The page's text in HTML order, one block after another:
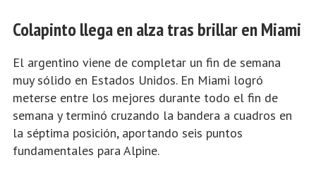
Colapinto llega en alza tras brillar en Miami
El argentino viene de completar un fin de semana
muy sólido en Estados Unidos. En Miami logró
meterse entre los mejores durante todo el fin de
semana y terminó cruzando la bandera a cuadros en
la séptima posición, aportando seis puntos
fundamentales para Alpine.